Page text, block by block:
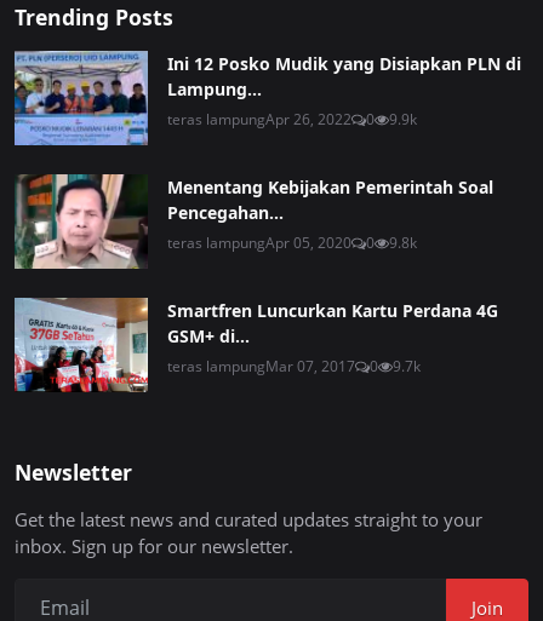
Trending Posts
Ini 12 Posko Mudik yang Disiapkan PLN di
Lampung...
teras lampungApr 26, 2022 0 9.9k
Menentang Kebijakan Pemerintah Soal
Pencegahan...
teras lampungApr 05, 2020 0 9.8k
Smartfren Luncurkan Kartu Perdana 4G
GSM+ di...
teras lampungMar 07, 2017 0 9.7k
Newsletter
Get the latest news and curated updates straight to your
inbox. Sign up for our newsletter.
Join